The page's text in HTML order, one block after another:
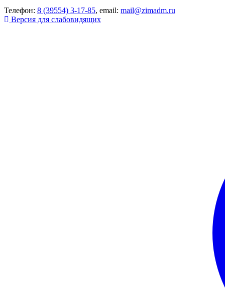
Телефон: 8 (39554) 3-17-85, email: mail@zimadm.ru
Версия для слабовидящих